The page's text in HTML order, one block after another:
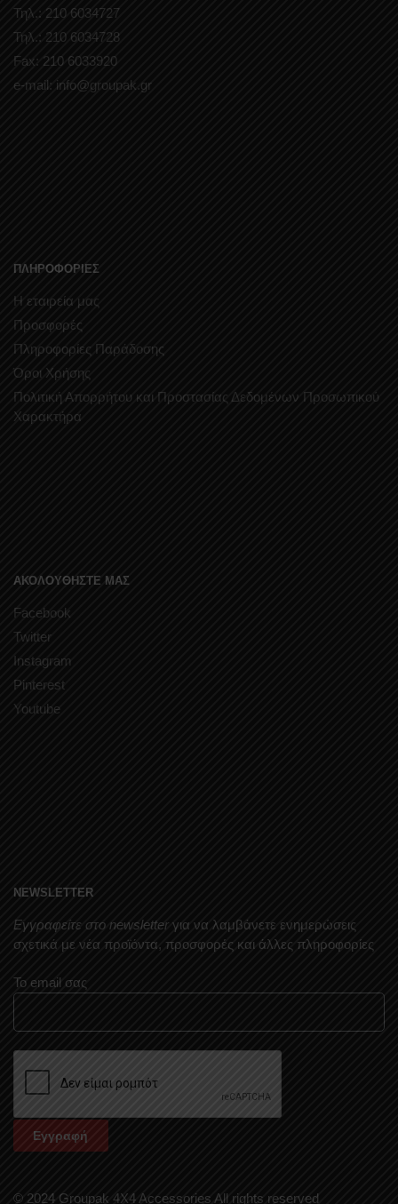
Τηλ.: 210 6034727
Τηλ.: 210 6034728
Fax: 210 6033920
e-mail: info@groupak.gr
ΠΛΗΡΟΦΟΡΙΕΣ
Η εταιρεία μας
Προσφορές
Πληροφορίες Παράδοσης
Όροι Χρήσης
Πολιτική Απορρήτου και Προστασίας Δεδομένων Προσωπικού
Χαρακτήρα
ΑΚΟΛΟΥΘΗΣΤΕ ΜΑΣ
Facebook
Twitter
Instagram
Pinterest
Youtube
NEWSLETTER
Εγγραφείτε στο newsletter για να λαμβάνετε ενημερώσεις
σχετικά με νέα προϊόντα, προσφορές και άλλες πληροφορίες
Το email σας
© 2024 Groupak 4X4 Accessories All rights reserved